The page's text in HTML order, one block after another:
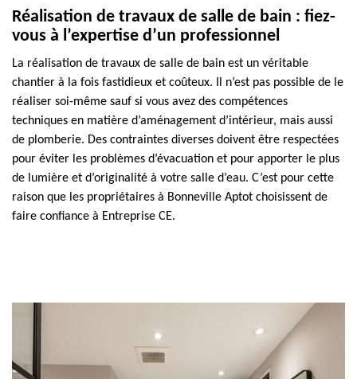
Réalisation de travaux de salle de bain : fiez-
vous à l’expertise d’un professionnel
La réalisation de travaux de salle de bain est un véritable
chantier à la fois fastidieux et coûteux. Il n’est pas possible de le
réaliser soi-même sauf si vous avez des compétences
techniques en matière d’aménagement d’intérieur, mais aussi
de plomberie. Des contraintes diverses doivent être respectées
pour éviter les problèmes d’évacuation et pour apporter le plus
de lumière et d’originalité à votre salle d’eau. C’est pour cette
raison que les propriétaires à Bonneville Aptot choisissent de
faire confiance à Entreprise CE.